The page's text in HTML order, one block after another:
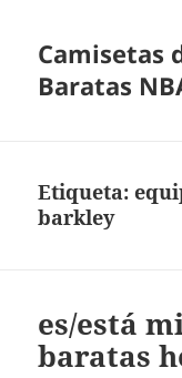
Camisetas
Baratas
Etiqueta:
barkley
es/está
baratas